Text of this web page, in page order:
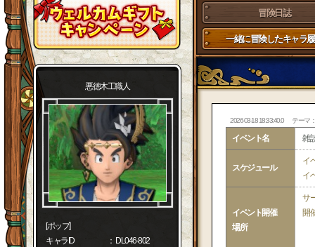
悪徳木工職人
[ポップ]
キャラID
： DL046-802
冒険日誌
一緒に冒険したキャラ
2026-03-18 18:33:40.0 テーマ
イベント名 雑
スケジュール
イ
イ
イベント開催
場所
サ
開